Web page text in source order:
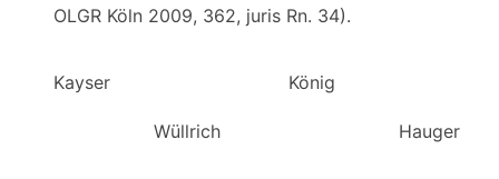
OLGR Köln 2009, 362, juris Rn. 34).
Kayser König
Wüllrich Hauger